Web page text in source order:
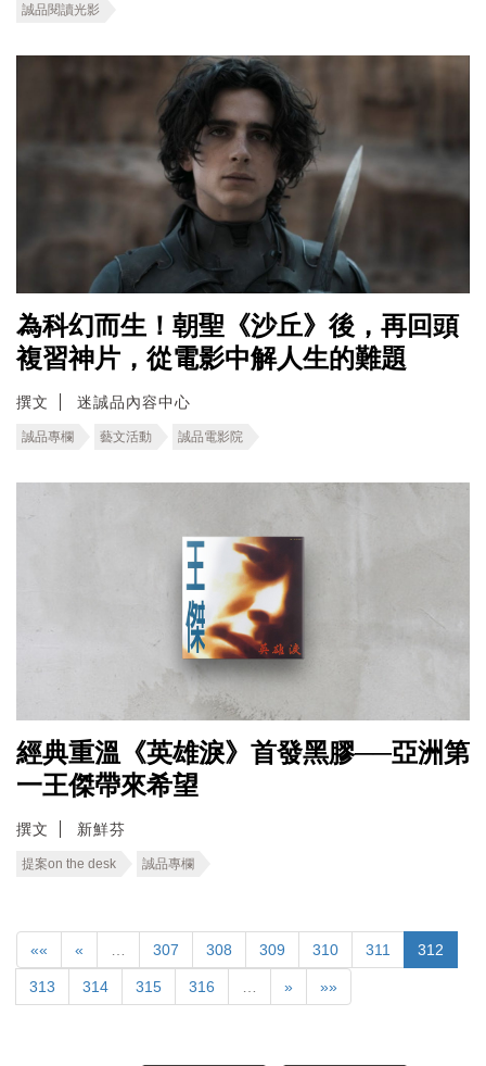
誠品閱讀光影
為科幻而生！朝聖《沙丘》後，再回頭
複習神片，從電影中解人生的難題
撰文 迷誠品內容中心
誠品專欄 藝文活動 誠品電影院
經典重溫《英雄淚》首發黑膠──亞洲第
一王傑帶來希望
撰文 新鮮芬
提案on the desk 誠品專欄
«« « 307 308 309 310 311 312
313 314 315 316 » »»